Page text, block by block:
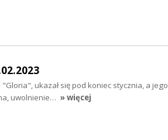
ukazał się pod koniec stycznia, a
uwolnienie… » więcej